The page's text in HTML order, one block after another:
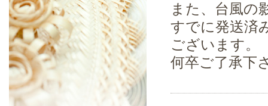
また、台風の
すでに発送済
ございます。
何卒ご了承下